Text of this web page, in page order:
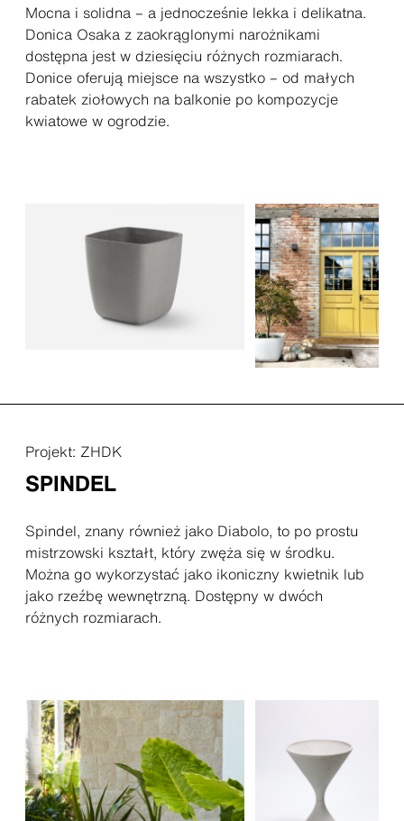
Mocna i solidna – a jednocześnie lekka i delikatna.
Donica Osaka z zaokrąglonymi narożnikami
dostępna jest w dziesięciu różnych rozmiarach.
Donice oferują miejsce na wszystko – od małych
rabatek ziołowych na balkonie po kompozycje
kwiatowe w ogrodzie.
Projekt: ZHDK
SPINDEL
Spindel, znany również jako Diabolo, to po prostu
mistrzowski kształt, który zwęża się w środku.
Można go wykorzystać jako ikoniczny kwietnik lub
jako rzeźbę wewnętrzną. Dostępny w dwóch
różnych rozmiarach.